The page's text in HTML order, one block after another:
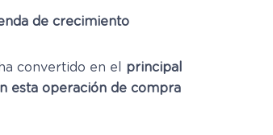
de crecimiento
convertido en el principal
esta operación de compra